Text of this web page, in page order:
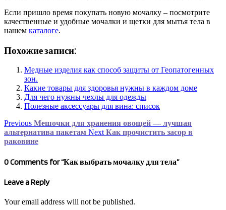
Если пришло время покупать новую мочалку – посмотрите
качественные и удобные мочалки и щетки для мытья тела в
нашем каталоге.
Похожие записи:
Медные изделия как способ защиты от Геопатогенных
зон.
Какие товары для здоровья нужны в каждом доме
Для чего нужны чехлы для одежды
Полезные аксессуары для вина: список
Previous Мешочки для хранения овощей — лучшая
альтернатива пакетам Next Как прочистить засор в
раковине
0 Comments for “Как выбрать мочалку для тела”
Leave a Reply
Your email address will not be published.